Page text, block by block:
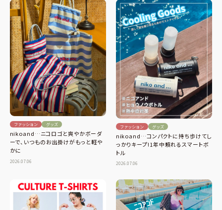
ファッション グッズ
nikoand…ニコロゴと爽やかボーダ
ーで、いつものお出掛けがもっと軽や
かに
2026.07.06
ファッション グッズ
nikoand…コンパクトに持ち歩けてし
っかりキープ!1年中頼れるスマートボ
トル
2026.07.06